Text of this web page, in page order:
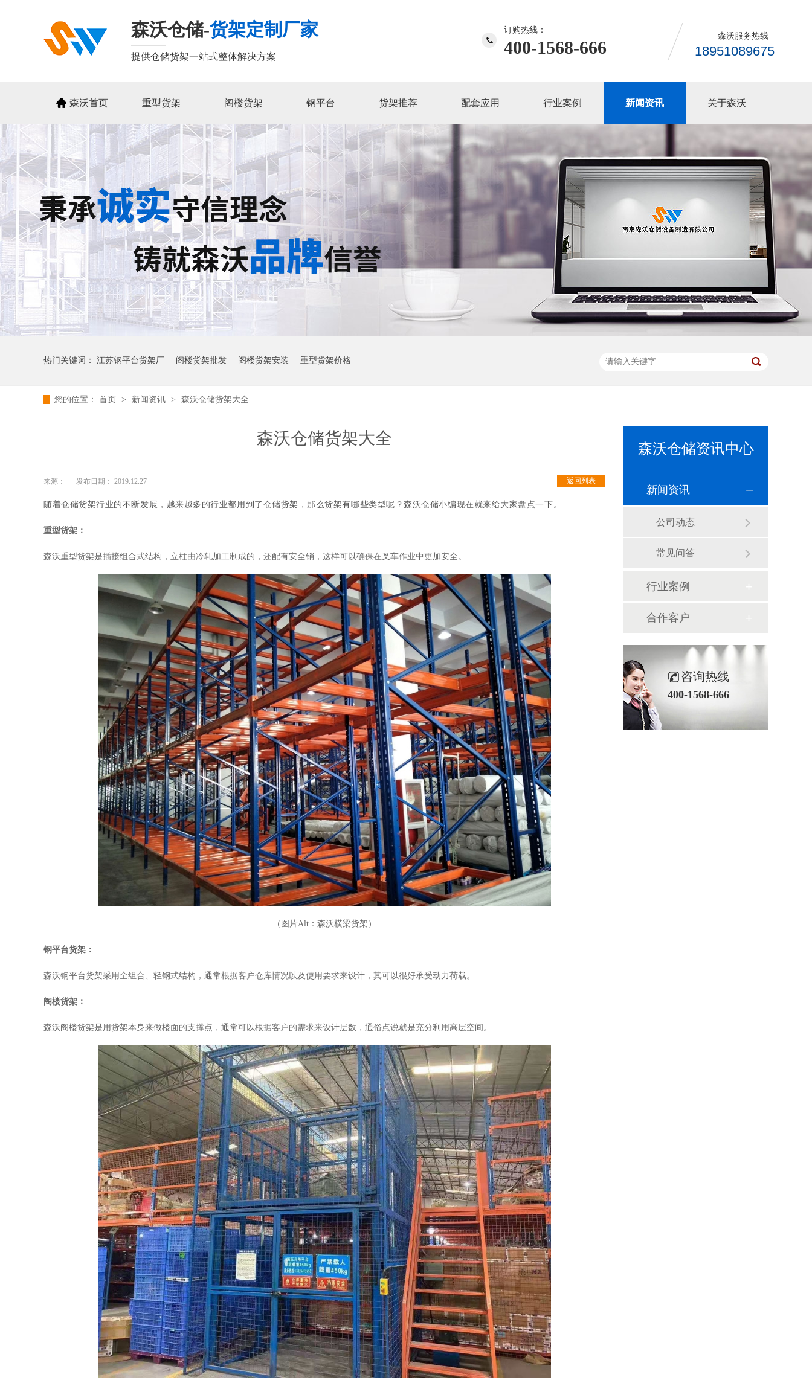
森沃仓储-货架定制厂家
提供仓储货架一站式整体解决方案
订购热线：
400-1568-666
森沃服务热线
18951089675
森沃首页 重型货架 阁楼货架 钢平台 货架推荐 配套应用 行业案例 新闻资讯 关于森沃
热门关键词： 江苏钢平台货架厂 阁楼货架批发 阁楼货架安装 重型货架价格
您的位置： 首页 > 新闻资讯 > 森沃仓储货架大全
森沃仓储货架大全
返回列表
来源： 发布日期： 2019.12.27
随着仓储货架行业的不断发展，越来越多的行业都用到了仓储货架，那么货架有哪些类型呢？森沃仓储小编现在就来给大家盘点一下。
重型货架：
森沃重型货架是插接组合式结构，立柱由冷轧加工制成的，还配有安全销，这样可以确保在叉车作业中更加安全。
（图片Alt：森沃横梁货架）
钢平台货架：
森沃钢平台货架采用全组合、轻钢式结构，通常根据客户仓库情况以及使用要求来设计，其可以很好承受动力荷载。
阁楼货架：
森沃阁楼货架是用货架本身来做楼面的支撑点，通常可以根据客户的需求来设计层数，通俗点说就是充分利用高层空间。
森沃仓储资讯中心
新闻资讯
公司动态
常见问答
行业案例
合作客户
咨询热线
400-1568-666